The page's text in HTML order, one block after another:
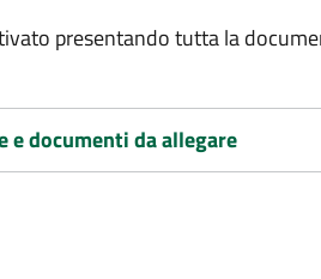
presentando tutta la
e documenti da allegare